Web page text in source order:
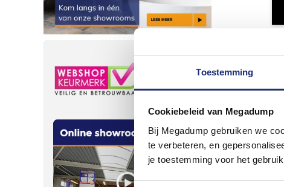
Toestemming
Cookiebeleid van Megadump
Bij Megadump gebruiken we
te verbeteren, en
je toestemming voor het